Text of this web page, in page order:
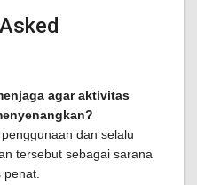
agar aktivitas
dan selalu
tersebut sebagai sarana